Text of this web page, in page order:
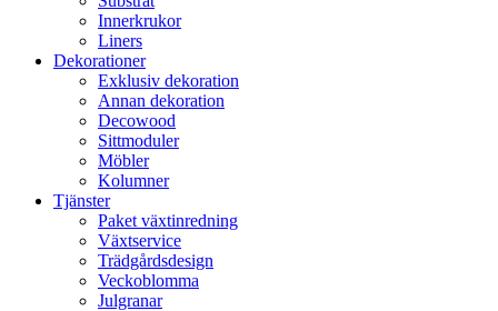
Innerkrukor
Liners
Dekorationer
Exklusiv dekoration
Annan dekoration
Decowood
Sittmoduler
Möbler
Kolumner
Tjänster
Paket växtinredning
Växtservice
Trädgårdsdesign
Veckoblomma
Julgranar